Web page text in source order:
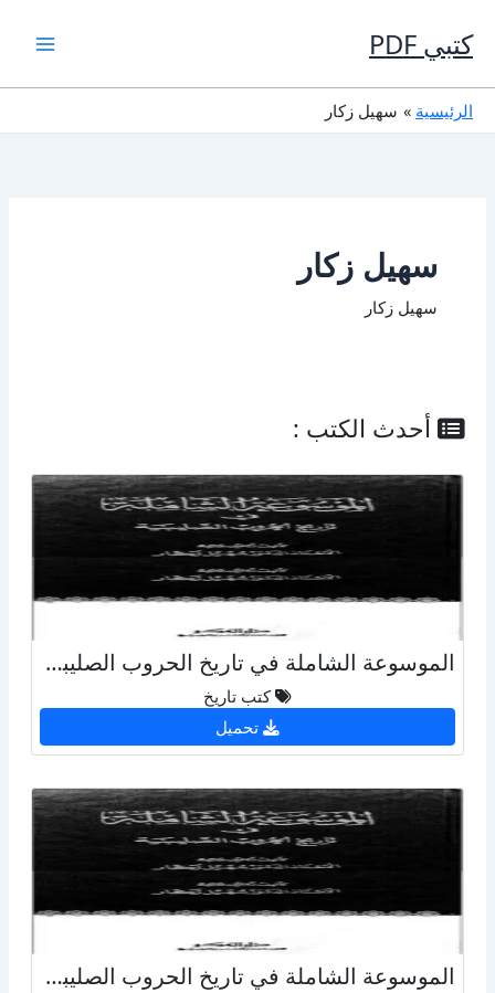
إلى
المحتوى
كتبي PDF
الرئيسية سهيل زكار
سهيل زكار
سهيل زكار
أحدث الكتب :
الموسوعة الشاملة في تاريخ الحروب الصليبية - ج 28
كتب تاريخ
تحميل
الموسوعة الشاملة في تاريخ الحروب الصليبية - ج 14